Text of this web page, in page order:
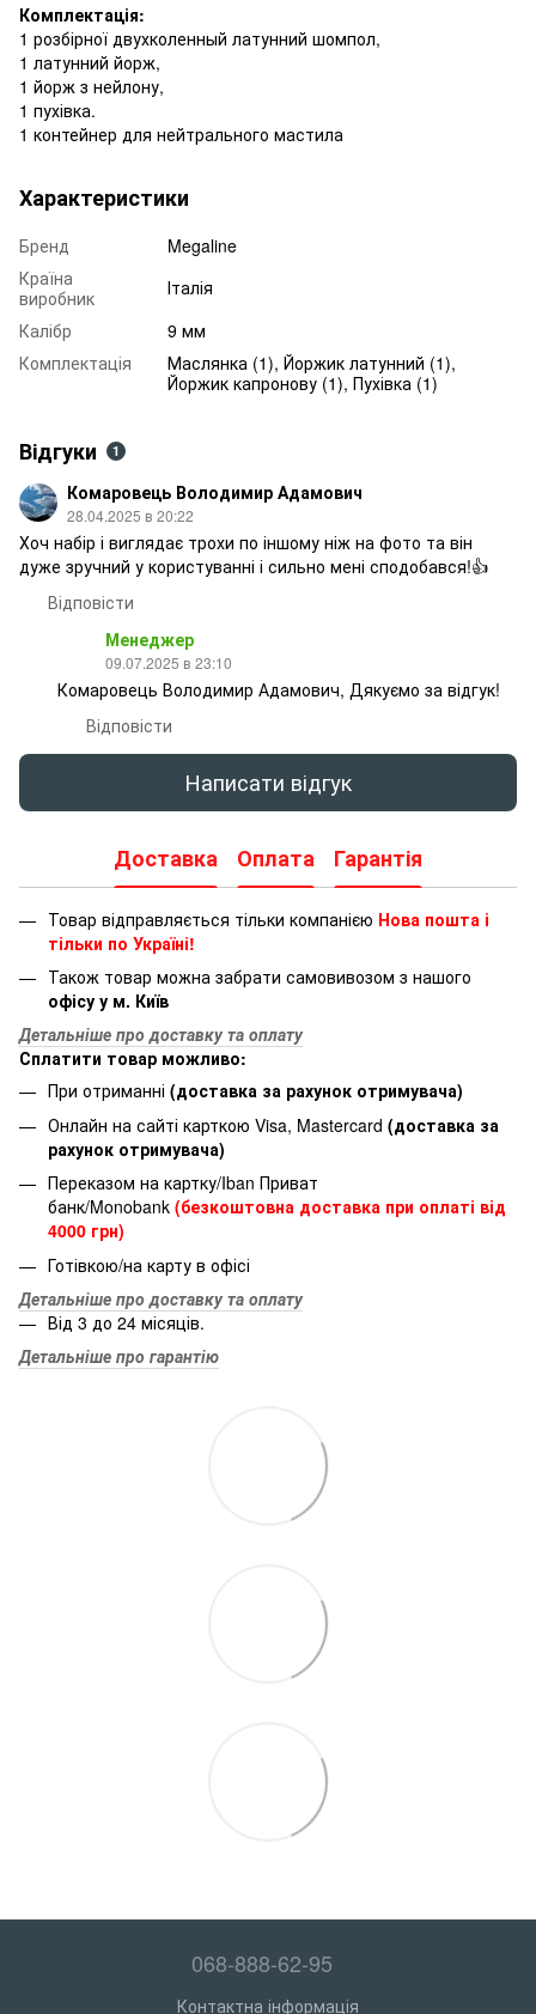
Комплектація:
1 розбірної двухколенный латунний шомпол,
1 латунний йорж,
1 йорж з нейлону,
1 пухівка.
1 контейнер для нейтрального мастила
Характеристики
Бренд
Megaline
Країна
виробник
Італія
Калібр
9 мм
Комплектація
Маслянка (1), Йоржик латунний (1),
Йоржик капронову (1), Пухівка (1)
Відгуки 1
Комаровець Володимир Адамович
28.04.2025 в 20:22
Хоч набір і виглядає трохи по іншому ніж на фото та він
дуже зручний у користуванні і сильно мені сподобався!👍
Відповісти
Менеджер
09.07.2025 в 23:10
Комаровець Володимир Адамович, Дякуємо за відгук!
Відповісти
Написати відгук
Доставка Оплата Гарантія
Товар відправляється тільки компанією Нова пошта і
тільки по Україні!
Також товар можна забрати самовивозом з нашого
офісу у м. Київ
Детальніше про доставку та оплату
Сплатити товар можливо:
При отриманні (доставка за рахунок отримувача)
Онлайн на сайті карткою Visa, Mastercard (доставка за
рахунок отримувача)
Переказом на картку/Iban Приват
банк/Monobank (безкоштовна доставка при оплаті від
4000 грн)
Готівкою/на карту в офісі
Детальніше про доставку та оплату
Від 3 до 24 місяців.
Детальніше про гарантію
068-888-62-95
Контактна інформація